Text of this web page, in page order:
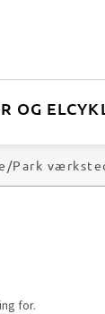
OG
Park
for.